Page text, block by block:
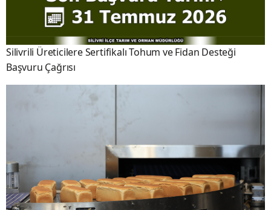
Silivrili Üreticilere Sertifikalı Tohum ve Fidan Desteği
Başvuru Çağrısı